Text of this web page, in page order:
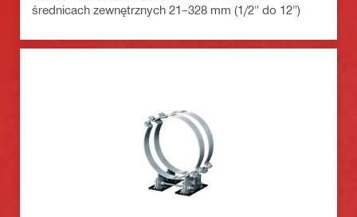
średnicach zewnętrznych 21–328 mm (1/2" do 12")